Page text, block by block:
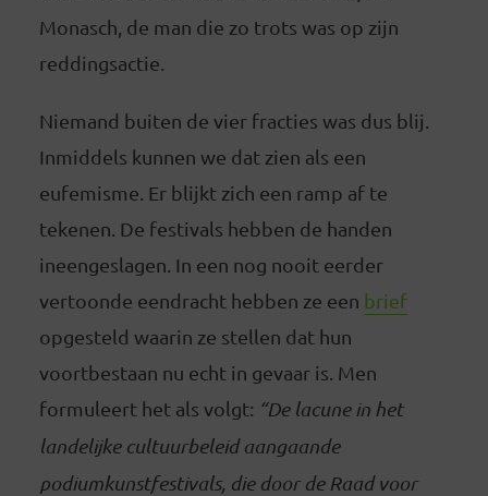
Monasch, de man die zo trots was op zijn
reddingsactie.
Niemand buiten de vier fracties was dus blij.
Inmiddels kunnen we dat zien als een
eufemisme. Er blijkt zich een ramp af te
tekenen. De festivals hebben de handen
ineengeslagen. In een nog nooit eerder
vertoonde eendracht hebben ze een brief
opgesteld waarin ze stellen dat hun
voortbestaan nu echt in gevaar is. Men
formuleert het als volgt: “De lacune in het
landelijke cultuurbeleid aangaande
podiumkunstfestivals, die door de Raad voor